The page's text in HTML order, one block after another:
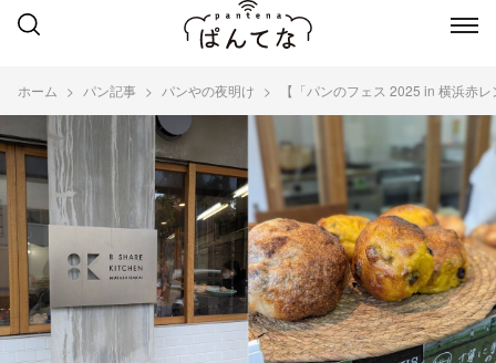
ホーム パン記事 パンやの夜明け 【「パンのフェス 2025 in 横浜赤